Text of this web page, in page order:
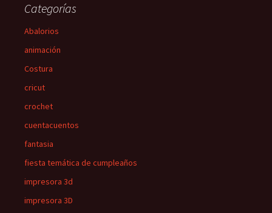
Categorías
Abalorios
animación
Costura
cricut
crochet
cuentacuentos
fantasia
fiesta temática de cumpleaños
impresora 3d
impresora 3D